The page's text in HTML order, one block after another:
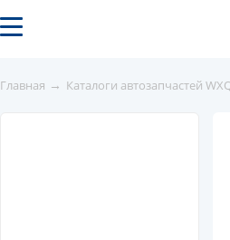
Главная → Каталоги автозапчастей